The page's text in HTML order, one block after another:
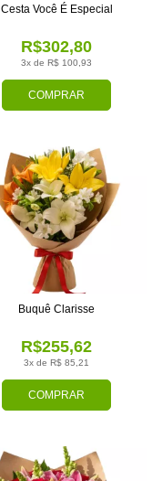
COMPRAR
3x de R$ 100,93
R$302,80
Cesta Você É Especial
COMPRAR
3x de R$ 85,21
R$255,62
Buquê Clarisse